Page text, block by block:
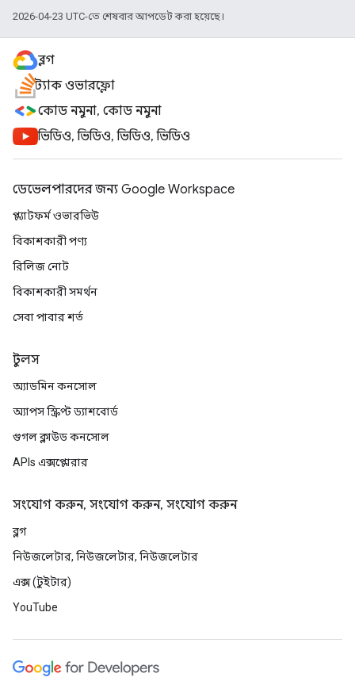
2026-04-23 UTC-তে শেষবার আপডেট করা হয়েছে।
ব্লগ
স্ট্যাক ওভারফ্লো
কোড নমুনা, কোড নমুনা
ভিডিও, ভিডিও, ভিডিও, ভিডিও
ডেভেলপারদের জন্য Google Workspace
প্ল্যাটফর্ম ওভারভিউ
বিকাশকারী পণ্য
রিলিজ নোট
বিকাশকারী সমর্থন
সেবা পাবার শর্ত
টুলস
অ্যাডমিন কনসোল
অ্যাপস স্ক্রিপ্ট ড্যাশবোর্ড
গুগল ক্লাউড কনসোল
APIs এক্সপ্লোরার
সংযোগ করুন, সংযোগ করুন, সংযোগ করুন
ব্লগ
নিউজলেটার, নিউজলেটার, নিউজলেটার
এক্স (টুইটার)
YouTube